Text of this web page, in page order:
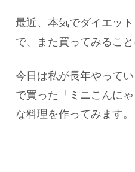
最近、本気でダイエッ
で、また買ってみること
今日は私が長年やって
で買った「ミニこんに
な料理を作ってみます。